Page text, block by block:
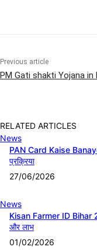
Previous article
PM Gati shakti Yojana in
RELATED ARTICLES
News
PAN Card Kaise
प्रक्रिया
27/06/2026
News
Kisan Farmer ID Bihar
और लाभ
01/02/2026